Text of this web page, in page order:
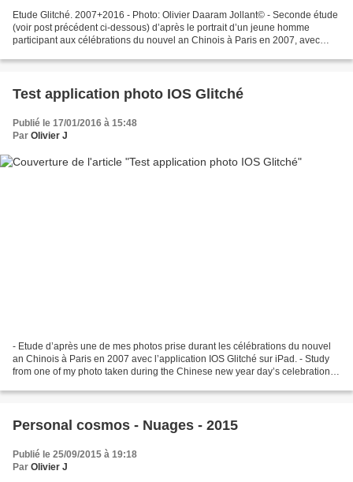
Etude Glitché. 2007+2016 - Photo: Olivier Daaram Jollant© - Seconde étude
(voir post précédent ci-dessous) d’après le portrait d’un jeune homme
participant aux célébrations du nouvel an Chinois à Paris en 2007, avec
Test application photo IOS Glitché
Publié le 17/01/2016 à 15:48
Par Olivier J
- Etude d’après une de mes photos prise durant les célébrations du nouvel
an Chinois à Paris en 2007 avec l’application IOS Glitché sur iPad. - Study
from one of my photo taken during the Chinese new year day’s celebration in
Personal cosmos - Nuages - 2015
Publié le 25/09/2015 à 19:18
Par Olivier J